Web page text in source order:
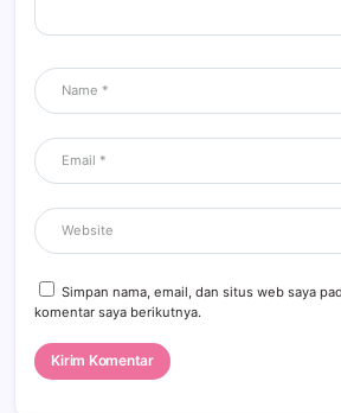
Simpan nama, email, dan situs web saya
komentar saya berikutnya.